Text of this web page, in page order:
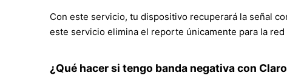
Con este servicio, tu dispositivo recuperará la señal
este servicio elimina el reporte únicamente para la
¿Qué hacer si tengo banda negativa con